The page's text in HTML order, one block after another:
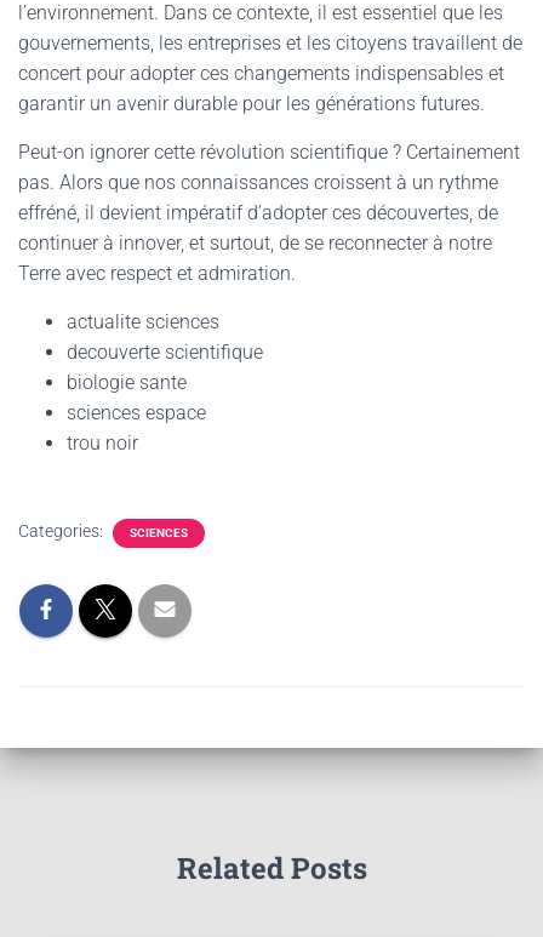
l’environnement. Dans ce contexte, il est essentiel que les
gouvernements, les entreprises et les citoyens travaillent de
concert pour adopter ces changements indispensables et
garantir un avenir durable pour les générations futures.
Peut-on ignorer cette révolution scientifique ? Certainement
pas. Alors que nos connaissances croissent à un rythme
effréné, il devient impératif d’adopter ces découvertes, de
continuer à innover, et surtout, de se reconnecter à notre
Terre avec respect et admiration.
actualite sciences
decouverte scientifique
biologie sante
sciences espace
trou noir
Categories: SCIENCES
Related Posts